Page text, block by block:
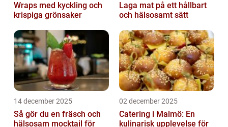
Wraps med kyckling och
krispiga grönsaker
Laga mat på ett hållbart
och hälsosamt sätt
14 december 2025
Så gör du en fräsch och
hälsosam mocktail för
02 december 2025
Catering i Malmö: En
kulinarisk upplevelse för